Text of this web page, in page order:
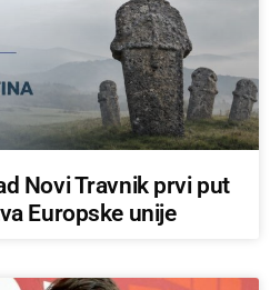
Novi Travnik prvi put
Europske unije